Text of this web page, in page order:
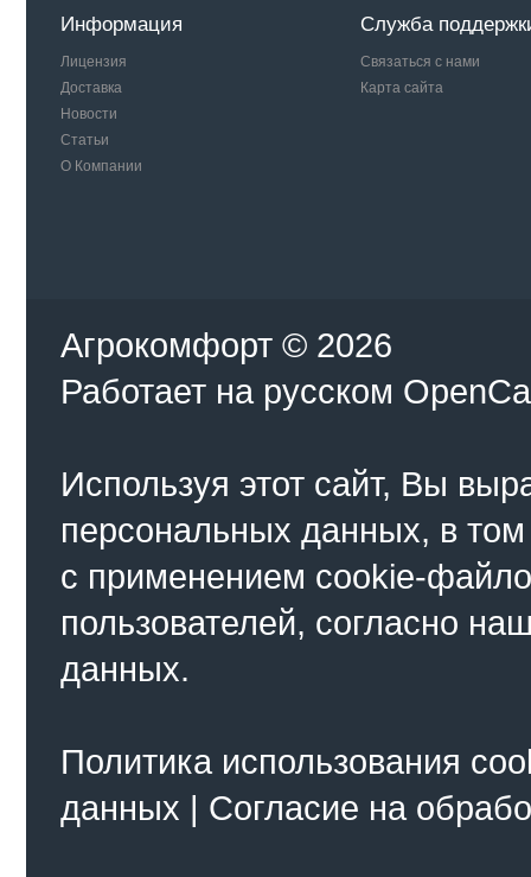
Информация
Лицензия
Доставка
Новости
Статьи
О Компании
Служба
Связаться с нами
Карта сайта
Агрокомфорт © 2026
Работает на русском
Используя этот сайт, Вы
персональных данных, в
с применением cookie-
пользователей, согласно
данных.
Политика использования
данных | Согласие на